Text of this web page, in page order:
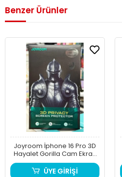
Benzer Ürünler
Joyroom İphone 16 Pro 3D
Hayalet Gorilla Cam Ekran
Koruyucu
ÜYE GİRİŞİ